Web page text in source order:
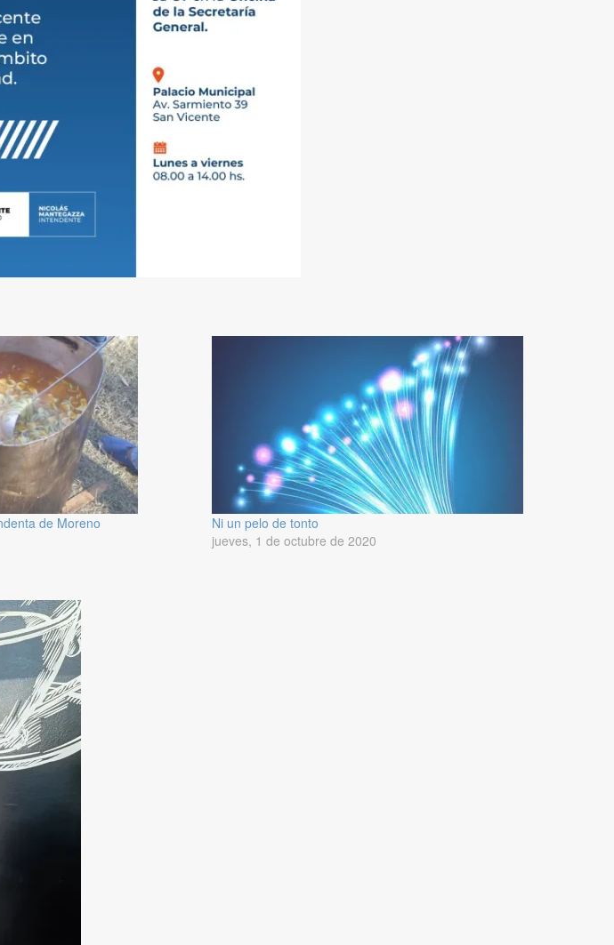
de Moreno
Ni un pelo de tonto
jueves, 1 de octubre de 2020